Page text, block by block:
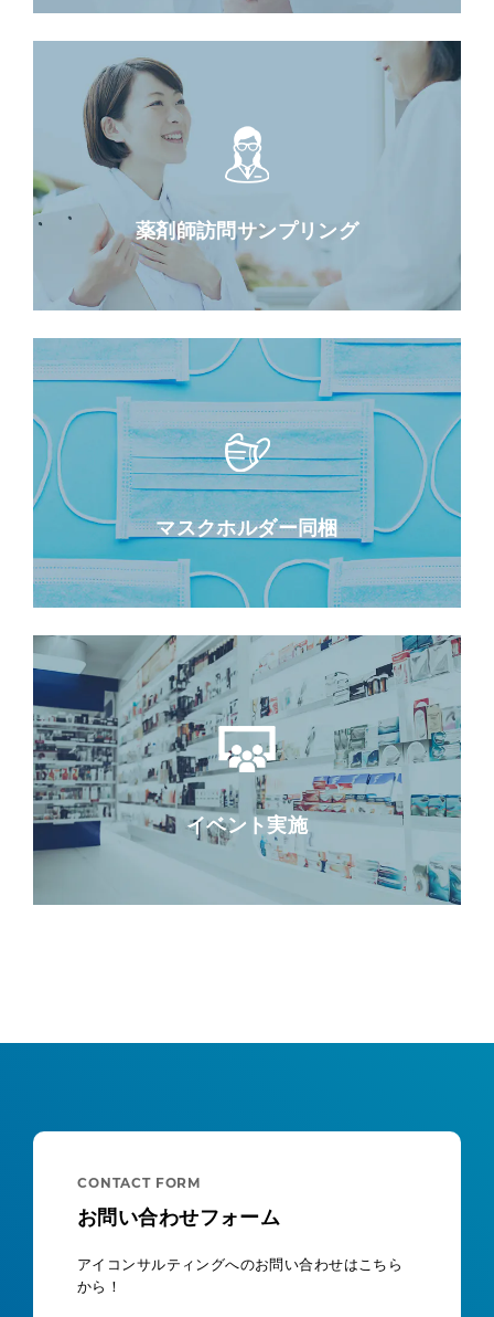
薬剤師訪問サンプリング
マスクホルダー同梱
イベント実施
CONTACT FORM
お問い合わせフォーム
アイコンサルティングへのお問い合わせはこちら
から！